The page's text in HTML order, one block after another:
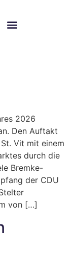
2026
Den Auftakt
Vit mit einem
durch die
Bremke-
der CDU
von […]